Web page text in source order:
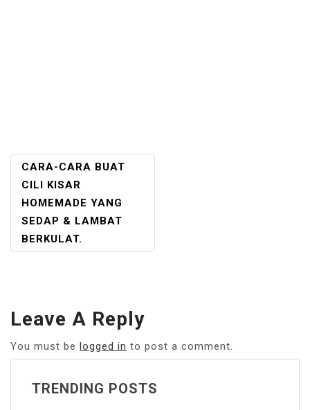
POST
NAVIGATION
CARA-CARA BUAT
CILI KISAR
HOMEMADE YANG
SEDAP & LAMBAT
BERKULAT.
Leave A Reply
You must be logged in to post a comment.
TRENDING POSTS